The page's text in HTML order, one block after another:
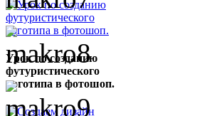
Урок по созданию
футуристического
логотипа в фотошоп.